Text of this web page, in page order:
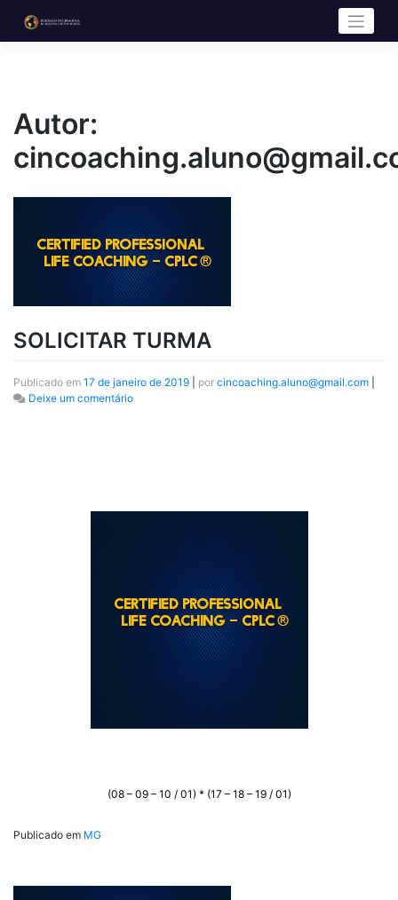
Autor:
SOLICITAR TURMA
Publicado em 17 de janeiro de 2019 por cincoaching.aluno@gmail.com
Deixe um comentário
(08 – 09 – 10 / 01) * (17 – 18 – 19 / 01)
Publicado em MG